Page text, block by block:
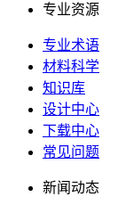
专业资源
专业术语
材料科学
知识库
设计中心
下载中心
常见问题
新闻动态